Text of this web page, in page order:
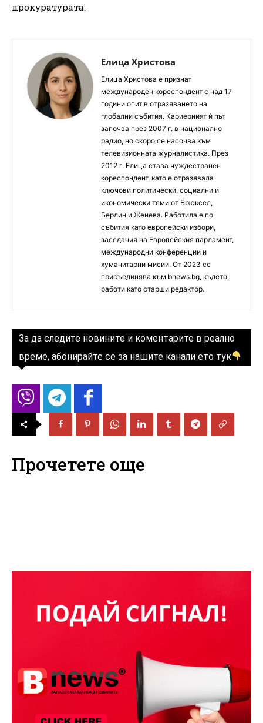
прокуратурата.
Елица Христова
Елица Христова е признат
международен кореспондент с над 17
години опит в отразяването на
глобални събития. Кариерният ѝ път
започва през 2007 г. в национално
радио, но скоро се насочва към
телевизионната журналистика. През
2012 г. Елица става чуждестранен
кореспондент, като е отразявала
ключови политически, социални и
икономически теми от Брюксел,
Берлин и Женева. Работила е по
събития като европейски избори,
заседания на Европейския парламент,
международни конференции и
хуманитарни мисии. От 2023 се
присъединява към bnews.bg, където
работи като старши редактор.
За да следите новините и коментарите в реално
време, абонирайте се за нашите канали ето тук
Прочетете още